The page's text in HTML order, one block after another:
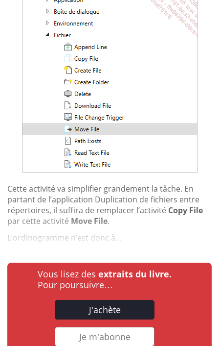
Cette activité va simplifier grandement la tâche. En
partant de l’application Duplication de fichiers entre
répertoires, il suffira de remplacer l’activité Copy File
par cette activité Move File.
L’ordinogramme n’est donc à...
Vous lisez des extraits du livre.
Pour poursuivre…
J'achète
Je m'abonne